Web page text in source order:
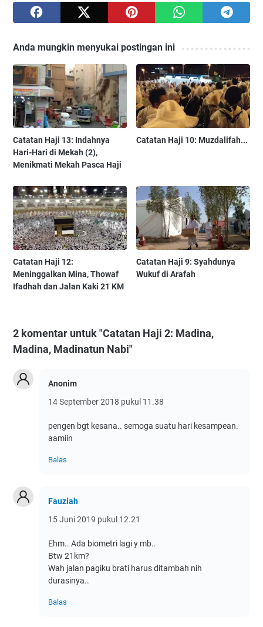
Anda mungkin menyukai postingan ini
Catatan Haji 13: Indahnya
Hari-Hari di Mekah (2),
Menikmati Mekah Pasca Haji
Catatan Haji 10: Muzdalifah...
Catatan Haji 12:
Meninggalkan Mina, Thowaf
Ifadhah dan Jalan Kaki 21 KM
Catatan Haji 9: Syahdunya
Wukuf di Arafah
2 komentar untuk "Catatan Haji 2: Madina,
Madina, Madinatun Nabi"
Anonim
14 September 2018 pukul 11.38
pengen bgt kesana.. semoga suatu hari kesampean.
aamiin
Balas
Fauziah
15 Juni 2019 pukul 12.21
Ehm.. Ada biometri lagi y mb..
Btw 21km?
Wah jalan pagiku brati harus ditambah nih
durasinya..
Balas